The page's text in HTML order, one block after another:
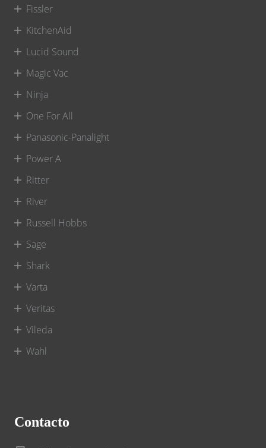
Fissler
KitchenAid
Lucid Sound
Magic Vac
Ninja
One For All
Panasonic-Panalight
Power A
Ritter
River
Russell Hobbs
Sage
Shark
Varta
Veritas
Vileda
Wahl
Contacto